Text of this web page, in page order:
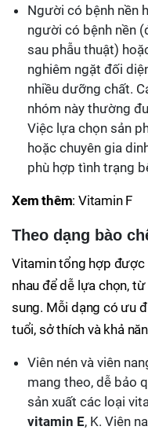
Người có bệnh nền
người có bệnh nền
sau phẫu thuật)
nghiêm ngặt đối
nhiều dưỡng chất.
nhóm này thường
Việc lựa chọn sản
hoặc chuyên gia
phù hợp tình trạng
Xem thêm: Vitamin F
Theo dạng bào
Vitamin tổng hợp được
nhau để dễ lựa chọn,
sung. Mỗi dạng có ưu
tuổi, sở thích và khả
Viên nén và viên
mang theo, dễ bảo
sản xuất các loại
vitamin E, K. Viên